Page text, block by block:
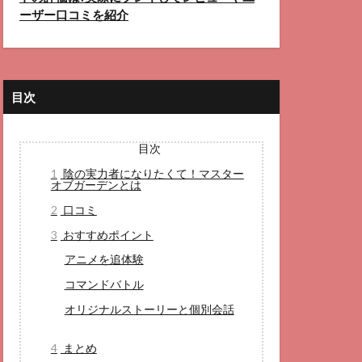
ーザー口コミを紹介
目次
目次
1 陰の実力者になりたくて！マスター
オブガーデンとは
2 口コミ
3 おすすめポイント
アニメを追体験
コマンドバトル
オリジナルストーリーと個別会話
4 まとめ